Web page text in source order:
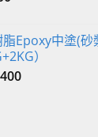
Epoxy中塗(砂
）